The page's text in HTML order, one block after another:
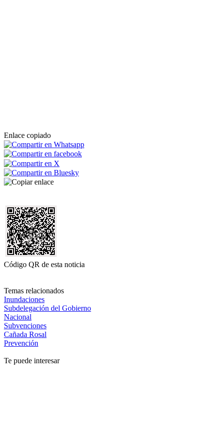
Enlace copiado
Código QR de esta noticia
Temas relacionados
Inundaciones
Subdelegación del Gobierno
Nacional
Subvenciones
Cañada Rosal
Prevención
Te puede interesar